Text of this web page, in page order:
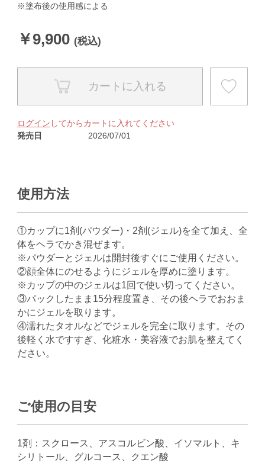
※塗布後の使用感による
￥9,900
カートに入れる
ログイン してからカートに入れてください
発売日
2026/07/01
使用方法
①カップに1剤(パウダー)・2剤(ジェル)を全て加え、全
体をヘラでかき混ぜます。
※パウダーとジェルは開封後すぐにご使用ください。
②顔全体にのせるようにジェルを厚めに塗ります。
※カップの中のジェルは1回で使い切ってください。
③パックしたまま15分程度置き、その後ヘラでおおま
かにジェルを取ります。
④濡れたタオルなどでジェルを完全に取ります。その
後軽く水ですすぎ、化粧水・美容液でお肌を整えてく
ださい。
ご使用の目安
1剤：スクロース、アスコルビン酸、イソマルト、キ
シリトール、グルコース、クエン酸